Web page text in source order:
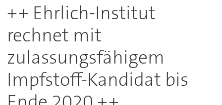
++ Ehrlich-Institut
rechnet mit
zulassungsfähigem
Impfstoff-Kandidat bis